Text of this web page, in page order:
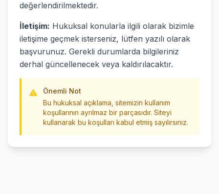
değerlendirilmektedir.
İletişim: Hukuksal konularla ilgili olarak bizimle
iletişime geçmek isterseniz, lütfen yazılı olarak
başvurunuz. Gerekli durumlarda bilgileriniz
derhal güncellenecek veya kaldırılacaktır.
Önemli Not
Bu hukuksal açıklama, sitemizin kullanım
koşullarının ayrılmaz bir parçasıdır. Siteyi
kullanarak bu koşulları kabul etmiş sayılırsınız.